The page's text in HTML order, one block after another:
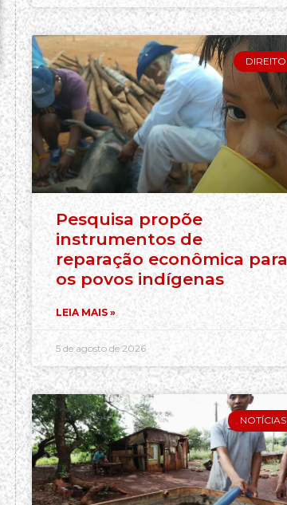
DIREITO
Pesquisa propõe
instrumentos de
reparação econômica para
os povos indígenas
LEIA MAIS »
5 de agosto de 2026
NOTÍCIAS